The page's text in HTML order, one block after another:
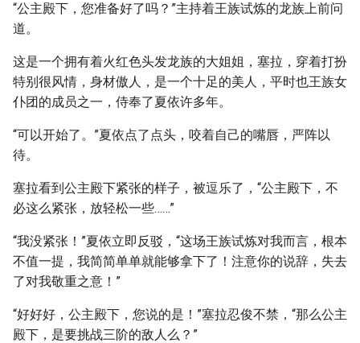
“公主殿下，您准备好了吗？”主持着王族试炼的龙族上前问
道。
这是一个拥有着火红色头发龙族的大姐姐，塞拉，穿着打扮
特别很风情，身材傲人，是一个十足的美人，平时也王族女
仆团的成员之一，侍奉了夏依许多年。
“可以开始了。”夏依点了点头，咬着自己的嘴唇，严阵以
待。
塞拉看到公主殿下紧张的样子，被逗乐了，“公主殿下，不
必这么紧张，放轻松一些……”
“我没紧张！”夏依立即反驳，“这场王族试炼对我而言，根本
不值一提，我简简单单就能够拿下了！注意你的说辞，失去
了对我敬重之意！”
“好好好，公主殿下，您说的是！”塞拉忍俊不禁，“那么公主
殿下，是要挑战三阶的敌人么？”